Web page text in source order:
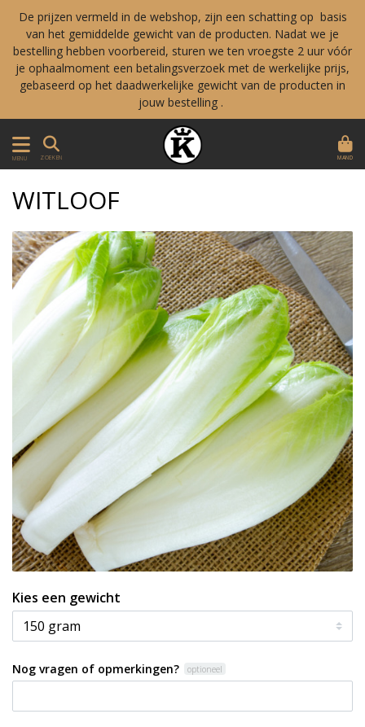
De prijzen vermeld in de webshop, zijn een schatting op basis
van het gemiddelde gewicht van de producten. Nadat we je
bestelling hebben voorbereid, sturen we ten vroegste 2 uur vóór
je ophaalmoment een betalingsverzoek met de werkelijke prijs,
gebaseerd op het daadwerkelijke gewicht van de producten in
jouw bestelling .
MENU ZOEKEN MAND
WITLOOF
Kies een gewicht
Nog vragen of opmerkingen? optioneel